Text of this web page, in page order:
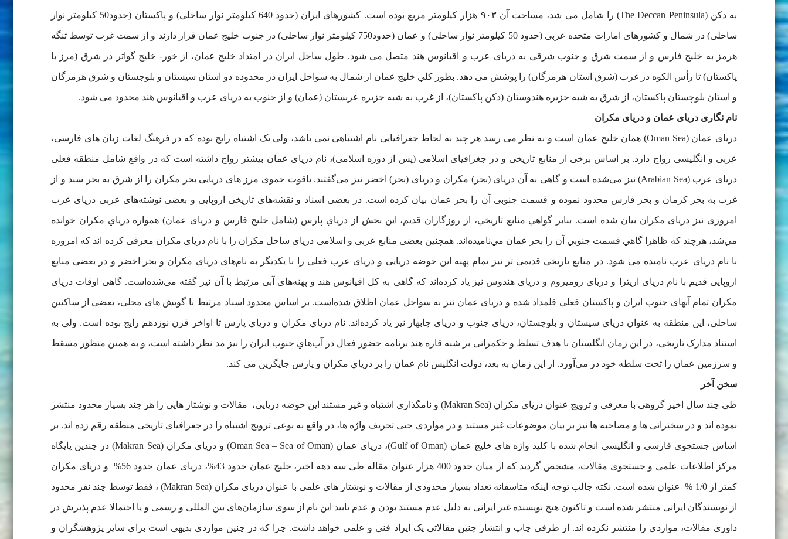
به دکن (The Deccan Peninsula) را شامل می شد، مساحت آن ۹۰۳ هزار کیلومتر مربع بوده است. کشورهای ایران (حدود 640 کیلومتر نوار ساحلی) و پاکستان (حدود50 کیلومتر نوار
ساحلی) در شمال و کشورهای امارات متحده عربی (حدود 50 کیلومتر نوار ساحلی) و عمان (حدود750 کیلومتر نوار ساحلی) در جنوب خلیج عمان قرار دارند و از سمت غرب توسط تنگه
هرمز به خلیج فارس و از سمت شرق و جنوب شرقی به دریای عرب و اقیانوس هند متصل می شود. طول ساحل ایران در امتداد خلیج عمان، از خور- خلیج گواتر در شرق (مرز با
پاکستان) تا رأس الکوه در غرب (شرق استان هرمزگان) را پوشش می دهد. بطور كلي خلیج عمان از شمال به سواحل ایران در محدوده دو استان سیستان و بلوجستان و شرق هرمزگان
و استان بلوچستان پاكستان، از شرق به شبه جزيره هندوستان (دكن پاکستان)، از غرب به شبه جزيره عربستان (عمان) و از جنوب به دریای عرب و اقيانوس هند محدود می شود.
نام نگاری دریای عمان و دریای مکران
دریای عمان (Oman Sea) همان خلیج عمان است و به نظر می رسد هر چند به لحاظ جغرافیایی نام اشتباهی نمی باشد، ولی یک اشتباه رایج بوده که در فرهنگ لغات زبان های فارسی،
عربی و انگلیسی رواج دارد. بر اساس برخی از منابع تاریخی و در جغرافیای اسلامی (پس از دوره اسلامی)، نام دریای عمان بیشتر رواج داشته است که در واقع شامل منطقه فعلی
دریای عرب (Arabian Sea) نیز می‌شده است و گاهی به آن دریای (بحر) مکران و دریای (بحر) اخضر نیز می‌گفتند. یاقوت حموی مرز های دریایی بحر مکران را از شرق به بحر سند و از
غرب به بحر کرمان و بحر فارس محدود نموده و قسمت جنوبی آن را بحر عمان بیان کرده است. در بعضی اسناد و نقشه‌های تاریخی اروپایی و بعضی نوشته‌های عربی دریای عرب
امروزی نیز دریای مکران بیان شده است. بنابر گواهي منابع تاريخي، از روزگاران قدیم، اين بخش از درياي پارس (شامل خلیج فارس و دریای عمان) همواره درياي مكران خوانده
مي‌شد، هرچند كه ظاهرا گاهي قسمت جنوبي آن را بحر عمان مي‌ناميده‌اند. همچنین بعضی منابع عربی و اسلامی دریای ساحل مکران را با نام دریای مکران معرفی کرده اند که امروزه
با نام دریای عرب نامیده می شود. در منابع تاریخی قدیمی تر نیز تمام پهنه این حوضه دریایی و دریای عرب فعلی را با یکدیگر به نام‌های دریای مکران و بحر اخضر و در بعضی منابع
اروپایی قدیم با نام دریای اریترا و دریای رومیروم و دریای هندوس نیز یاد کرده‌اند که گاهی به کل اقیانوس هند و پهنه‌های آبی مرتبط با آن نیز گفته می‌شده‌است. گاهی اوقات دریای
مکران تمام آبهای جنوب ایران و پاکستان فعلی قلمداد شده و دریای عمان نیز به سواحل عمان اطلاق شده‌است. بر اساس محدود اسناد مرتبط با گویش های محلی، بعضی از ساکنین
ساحلی، این منطقه به عنوان دریای سیستان و بلوچستان، دریای جنوب و دریای چابهار نیز یاد کرده‌اند. نام درياي مكران و درياي پارس تا اواخر قرن نوزدهم رایج بوده است. ولی به
استناد مدارک تاریخی، در اين زمان انگلستان با هدف تسلط و حکمرانی بر شبه قاره هند برنامه حضور فعال در آب‌هاي جنوب ايران را نيز مد نظر داشته است، و به همین منظور مسقط
و سرزمين عمان را تحت سلطه خود در ‌مي‌آورد. از اين زمان به بعد، دولت انگليس نام عمان را بر درياي مكران و پارس جایگزین می کند.
سخن آخر
طی چند سال اخیر گروهی با معرفی و ترویج عنوان دریای مکران (Makran Sea) و نامگذاری اشتباه و غیر مستند این حوضه دریایی، مقالات و نوشتار هایی را هر چند بسیار محدود منتشر
نموده اند و در سخنرانی ها و مصاحبه ها نیز بر بیان موضوعات غیر مستند و در مواردی حتی تحریف واژه ها، در واقع به نوعی ترویج اشتباه را در جغرافیای تاریخی منطقه رقم زده اند. بر
اساس جستجوی فارسی و انگلیسی انجام شده با کلید واژه های خلیج عمان (Gulf of Oman)، دریای عمان (Oman Sea – Sea of Oman) و دریای مکران (Makran Sea) در چندین پایگاه
مرکز اطلاعات علمی و جستجوی مقالات، مشخص گردید که از میان حدود 400 هزار عنوان مقاله طی سه دهه اخیر، خلیج عمان حدود 43%، دریای عمان حدود 56% و دریای مکران
کمتر از 1/0 % عنوان شده است. نکته جالب توجه اینکه متاسفانه تعداد بسیار محدودی از مقالات و نوشتار های علمی با عنوان دریای مکران (Makran Sea) ، فقط توسط چند نفر محدود
از نویسندگان ایرانی منتشر شده است و تاکنون هیج نویسنده غیر ایرانی به دلیل عدم مستند بودن و عدم تایید این نام از سوی سازمان‌های بین المللی و رسمی و یا احتمالا عدم پذیرش در
داوری مقالات، مواردی را منتشر نکرده اند. از طرفی چاپ و انتشار چنین مقالاتی یک ایراد فنی و علمی خواهد داشت. چرا که در چنین مواردی بدیهی است برای سایر پژوهشگران و